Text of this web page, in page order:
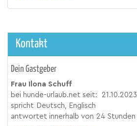
Kontakt
Dein Gastgeber
Frau Ilona Schuff
bei hunde-urlaub.net seit:
21.10.2023
spricht Deutsch, Englisch
antwortet innerhalb von 24 Stunden